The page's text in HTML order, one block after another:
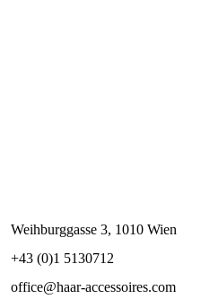
Weihburggasse 3, 1010 Wien
+43 (0)1 5130712
office@haar-accessoires.com